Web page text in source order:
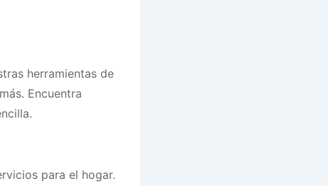
herramientas de
Encuentra
para el hogar.